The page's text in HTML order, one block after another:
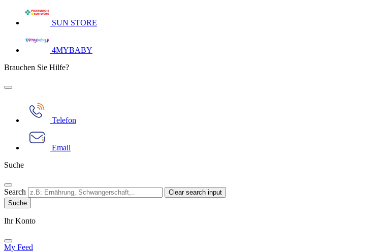
SUN STORE
4MYBABY
Brauchen Sie Hilfe?
Telefon
Email
Suche
Search Clear search input
Ihr Konto​
My Feed